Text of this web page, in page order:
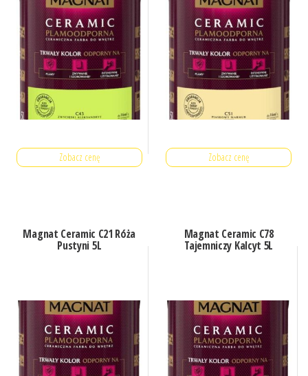
Zobacz cenę Zobacz cenę
Magnat Ceramic C21 Róża
Pustyni 5L
Magnat Ceramic C78
Tajemniczy Kalcyt 5L